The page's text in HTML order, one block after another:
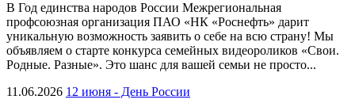
В Год единства народов России Межрегиональная
профсоюзная организация ПАО «НК «Роснефть» дарит
уникальную возможность заявить о себе на всю страну! Мы
объявляем о старте конкурса семейных видеороликов «Свои.
Родные. Разные». Это шанс для вашей семьи не просто...
11.06.2026 12 июня - День России